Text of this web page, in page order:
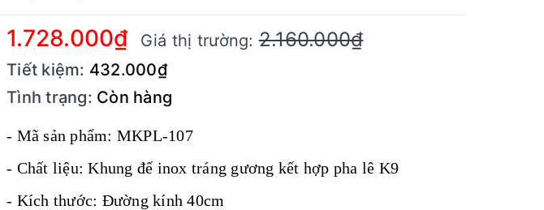
1.728.000₫ Giá thị trường:2.160.000₫
Tiết kiệm: 432.000₫
Tình trạng: Còn hàng
- Mã sản phẩm: MKPL-107
- Chất liệu: Khung đế inox tráng gương kết hợp pha lê K9
- Kích thước: Đường kính 40cm